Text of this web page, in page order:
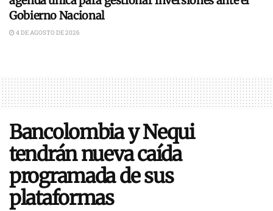
Gobierno Nacional
4 DE AGOSTO DE 2026
Bancolombia y Nequi
tendrán nueva caída
programada de sus
plataformas